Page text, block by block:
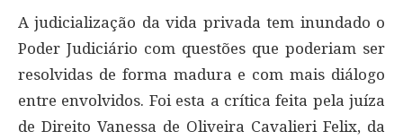
A judicialização da vida privada tem inundado o
Poder Judiciário com questões que poderiam ser
resolvidas de forma madura e com mais diálogo
entre envolvidos. Foi esta a crítica feita pela juíza
de Direito Vanessa de Oliveira Cavalieri Felix, da